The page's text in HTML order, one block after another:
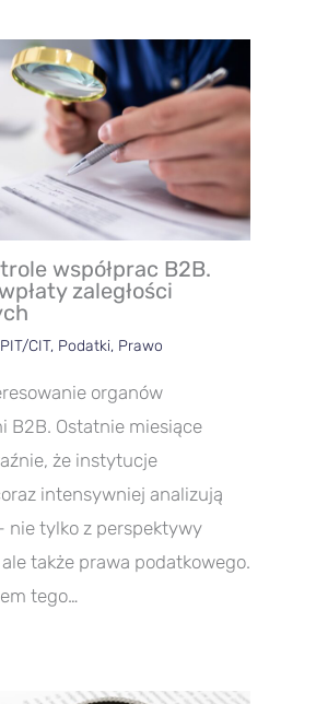
współprac B2B.
zaległości
PIT/CIT, Podatki, Prawo
organów
B2B. Ostatnie miesiące
że instytucje
intensywniej analizują
nie tylko z perspektywy
także prawa podatkowego.
tego…